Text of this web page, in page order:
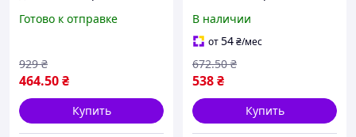
черный для экономии
установки
Готово к отправке
464.50₴
929 ₴
Купить
дюймов X-400 с
регулировкой угла обзора
В наличии
от54₴/мес
538₴
672.50 ₴
Купить